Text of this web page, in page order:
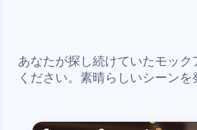
あなたが探し続けていたモック
ください。素晴らしいシーンを